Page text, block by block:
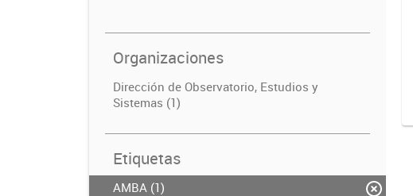
Organizaciones
Dirección de Observatorio, Estudios y
Sistemas (1)
Etiquetas
AMBA (1)